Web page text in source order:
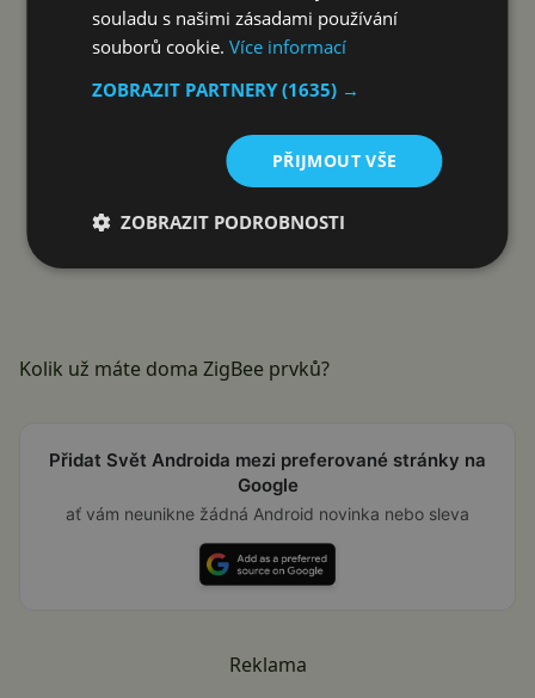
Kolik už máte doma ZigBee prvků?
Přidat Svět Androida mezi preferované stránky na
Google
ať vám neunikne žádná Android novinka nebo sleva
Reklama
souladu s našimi zásadami používání
souborů cookie.Více informací
ZOBRAZIT PARTNERY(1635) →
PŘIJMOUT VŠE
ZOBRAZIT PODROBNOSTI